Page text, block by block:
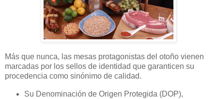
Más que nunca, las mesas protagonistas del otoño vienen
marcadas por los sellos de identidad que garanticen su
procedencia como sinónimo de calidad.
Su Denominación de Origen Protegida (DOP),